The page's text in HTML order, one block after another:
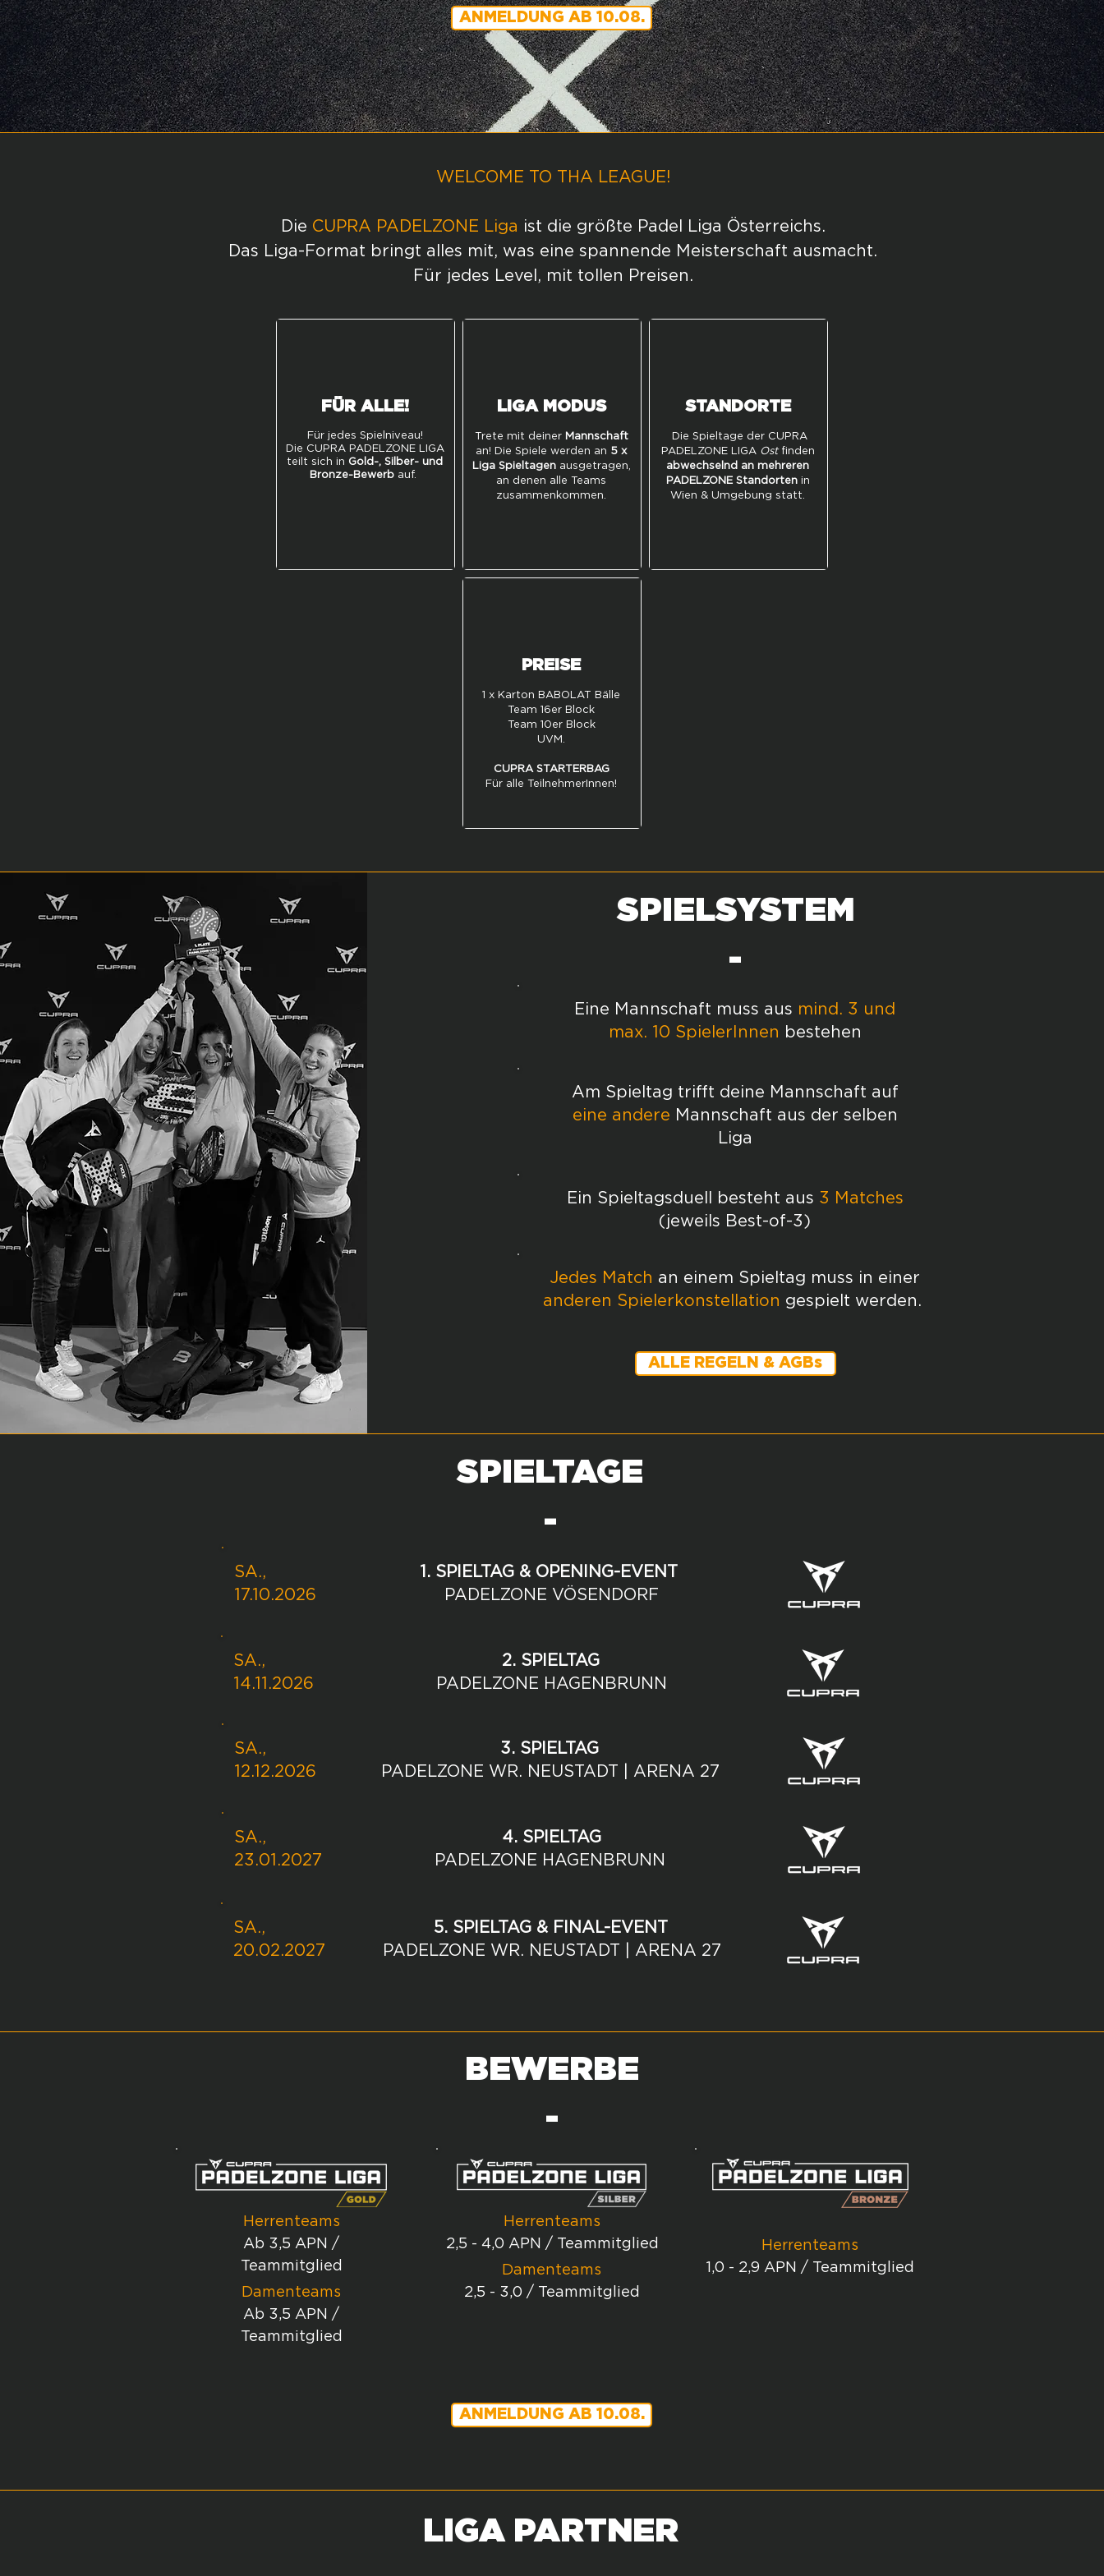
ANMELDUNG AB 10.08.
WELCOME TO THA LEAGUE!
Die CUPRA PADELZONE Liga ist die größte Padel Liga Österreichs.
Das Liga-Format bringt alles mit, was eine spannende Meisterschaft ausmacht.
Für jedes Level, mit tollen Preisen.​
FÜR ALLE!
Für jedes Spielniveau!
Die CUPRA PADELZONE LIGA
teilt sich in Gold-, Silber- und
Bronze-Bewerb auf.
LIGA MODUS
Trete mit deiner Mannschaft
an! Die Spiele werden an 5 x
Liga Spieltagenausgetragen,
an denen alle Teams
zusammenkommen.
STANDORTE
Die Spieltage der CUPRA
PADELZONE LIGA Ost finden
abwechselnd an mehreren
PADELZONE Standortenin
Wien & Umgebung statt.
PREISE
1 x Karton BABOLAT Bälle
Team 16er Block
Team 10er Block
UVM.
CUPRA STARTERBAG
Für alle TeilnehmerInnen!
SPIELSYSTEM
-
Eine Mannschaft muss aus mind. 3 und
max. 10 SpielerInnen bestehen
Am Spieltag trifft deine Mannschaft auf
eine andere Mannschaft aus der selben
Liga
Ein Spieltagsduell besteht aus 3 Matches
(jeweils Best-of-3)
Jedes Match an einem Spieltag muss in einer
anderen Spielerkonstellation gespielt werden.
ALLE REGELN & AGBs
SPIELTAGE
-
SA.,
17.10.2026
1. SPIELTAG & OPENING-EVENT
PADELZONE VÖSENDORF
SA.,
14.11.2026
2. SPIELTAG
PADELZONE HAGENBRUNN
SA.,
12.12.2026
3. SPIELTAG
PADELZONE WR. NEUSTADT | ARENA 27
SA.,
23.01.2027
4. SPIELTAG
PADELZONE HAGENBRUNN
SA.,
20.02.2027
5. SPIELTAG & FINAL-EVENT
PADELZONE WR. NEUSTADT | ARENA 27
BEWERBE
-
Herrenteams
Ab 3,5 APN /
Teammitglied
Damenteams
Ab 3,5 APN /
Teammitglied
Herrenteams
2,5 - 4,0 APN / Teammitglied
Damenteams
2,5 - 3,0 / Teammitglied
Herrenteams
1,0 - 2,9 APN / Teammitglied
ANMELDUNG AB 10.08.
LIGA PARTNER